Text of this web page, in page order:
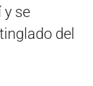
y se
del